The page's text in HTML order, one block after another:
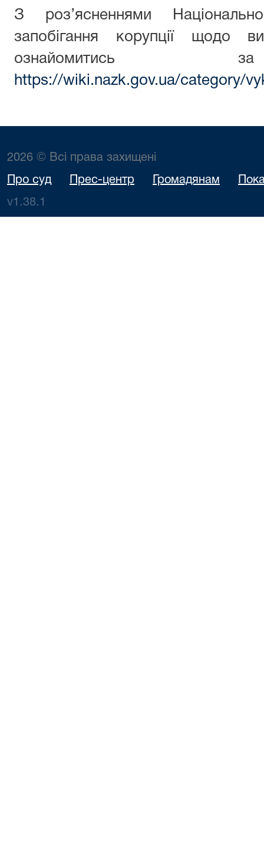
З роз’ясненнями
запобігання корупції щодо
ознайомитись
https://wiki.nazk.gov.ua/category/
2026 © Всі права захищені
Про суд Прес-центр Громадянам
v1.38.1